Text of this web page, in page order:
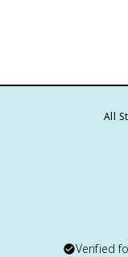
All
Verified